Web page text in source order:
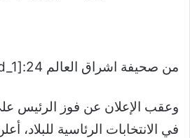
من صحيفة اشراق العالم 24:[ad_1]
وعقب الإعلان عن فوز الرئيس علي
في الانتخابات الرئاسية للبلاد،